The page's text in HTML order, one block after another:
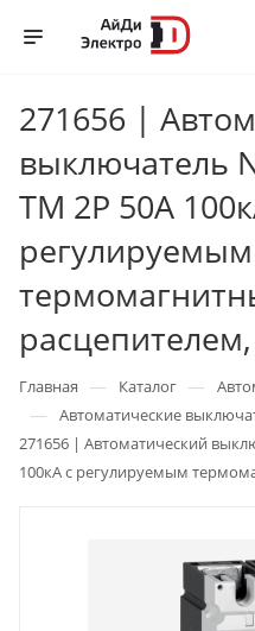
271656 |
выключатель
TM 2P 50А
регулируемым
Главная — Каталог —
— Автоматические
271656 | Автоматический
100кА с регулируемым